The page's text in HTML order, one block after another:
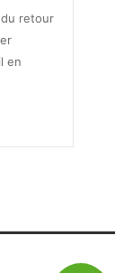
du retour
en